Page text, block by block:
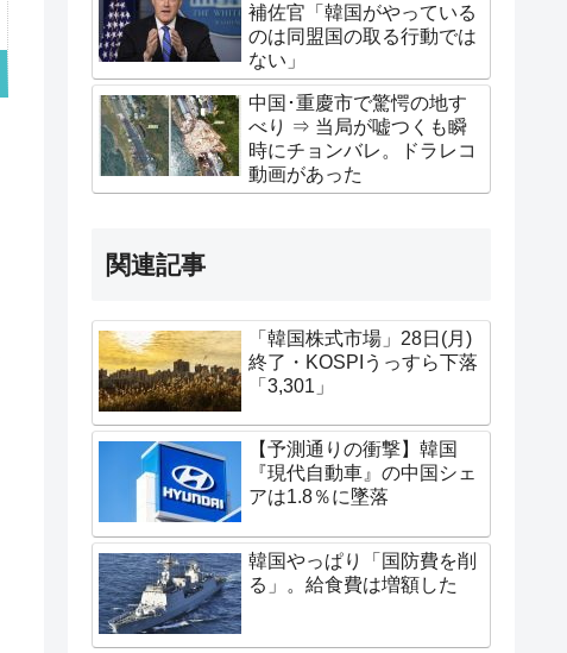
補佐官「韓国がやっている
のは同盟国の取る行動では
ない」
中国･重慶市で驚愕の地す
べり ⇒ 当局が嘘つくも瞬
時にチョンバレ。ドラレコ
動画があった
関連記事
「韓国株式市場」28日(月)
終了・KOSPIうっすら下落
「3,301」
【予測通りの衝撃】韓国
『現代自動車』の中国シェ
アは1.8％に墜落
韓国やっぱり「国防費を削
る」。給食費は増額した